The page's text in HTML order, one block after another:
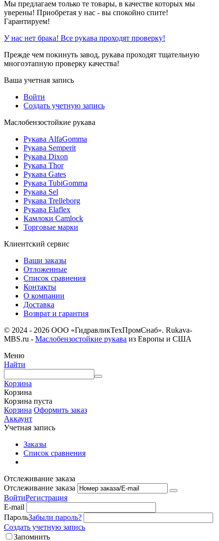
Мы предлагаем только те товары, в качестве которых мы
уверены! Приобретая у нас - вы спокойно спите!
Гарантируем!
У нас нет брака! Все рукава проходят проверку!
Прежде чем покинуть завод, рукава проходят тщательную
многоэтапную проверку качества!
Ваша учетная запись
Войти
Создать учетную запись
Маслобензостойкие рукава
Рукава AlfaGomma
Рукава Semperit
Рукава Dixon
Рукава Thor
Рукава Gates
Рукава TubiGomma
Рукава Sel
Рукава Trelleborg
Рукава Elaflex
Камлоки Camlock
Торговые марки
Клиентский сервис
Ваши заказы
Отложенные
Список сравнения
Контакты
О компании
Доставка
Возврат и гарантия
© 2024 - 2026 ООО «ГидравликТехПромСнаб». Rukava-
MBS.ru - Маслобензостойкие рукава из Европы и США
Меню
Найти
Корзина
Корзина
Корзина пуста
Корзина Оформить заказ
Аккаунт
Учетная запись
Заказы
Список сравнения
Отслеживание заказа
Отслеживание заказа
ВойтиРегистрация
E-mail
ПарольЗабыли пароль?
Создать учетную запись
Запомнить